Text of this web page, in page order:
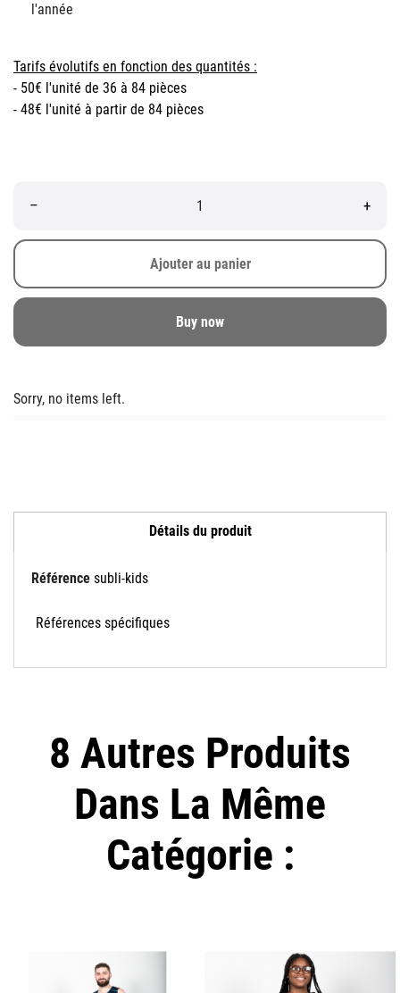
l'année
Tarifs évolutifs en fonction des quantités :
- 50€ l'unité de 36 à 84 pièces
- 48€ l'unité à partir de 84 pièces
– +
Ajouter au panier
Buy now
Sorry, no items left.
Détails du produit
Référence subli-kids
Références spécifiques
8 Autres Produits
Dans La Même
Catégorie :